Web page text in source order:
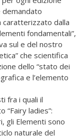
demandato
caratterizzato dalla
fondamentali”,
sul e del nostro
che scientifica
dello “stato dei
e l’elemento
fra i quali il
ladies”:
gli Elementi sono
naturale del